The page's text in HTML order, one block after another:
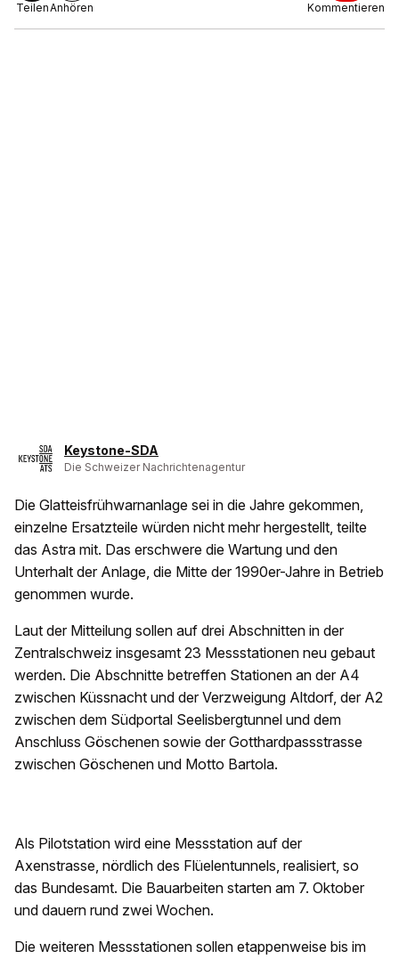
TeilenAnhören Kommentieren
Keystone-SDA
Die Schweizer Nachrichtenagentur
Die Glatteisfrühwarnanlage sei in die Jahre gekommen,
einzelne Ersatzteile würden nicht mehr hergestellt, teilte
das Astra mit. Das erschwere die Wartung und den
Unterhalt der Anlage, die Mitte der 1990er-Jahre in Betrieb
genommen wurde.
Laut der Mitteilung sollen auf drei Abschnitten in der
Zentralschweiz insgesamt 23 Messstationen neu gebaut
werden. Die Abschnitte betreffen Stationen an der A4
zwischen Küssnacht und der Verzweigung Altdorf, der A2
zwischen dem Südportal Seelisbergtunnel und dem
Anschluss Göschenen sowie der Gotthardpassstrasse
zwischen Göschenen und Motto Bartola.
Als Pilotstation wird eine Messstation auf der
Axenstrasse, nördlich des Flüelentunnels, realisiert, so
das Bundesamt. Die Bauarbeiten starten am 7. Oktober
und dauern rund zwei Wochen.
Die weiteren Messstationen sollen etappenweise bis im